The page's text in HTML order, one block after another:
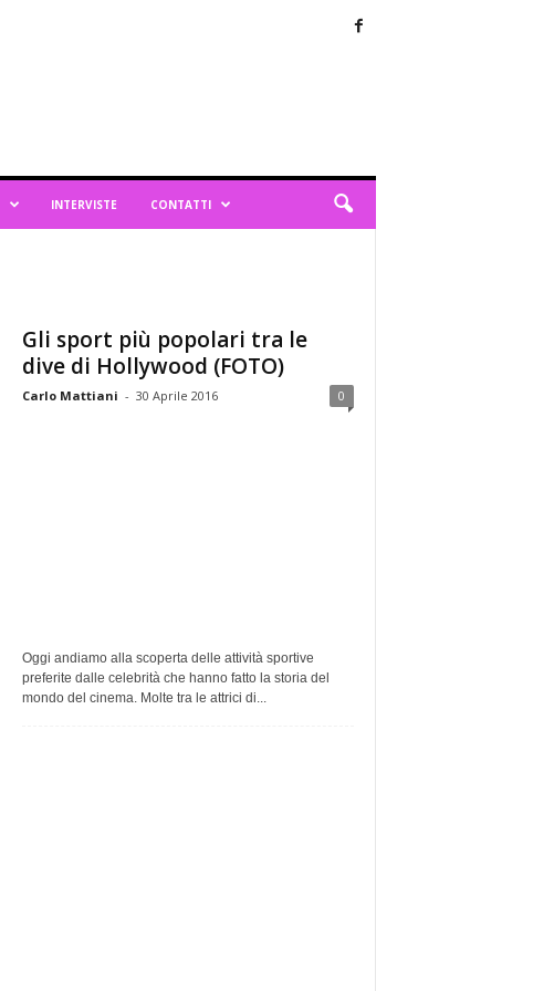
INTERVISTE CONTATTI
Gli sport più popolari tra le
dive di Hollywood (FOTO)
Carlo Mattiani - 30 Aprile 2016 0
Oggi andiamo alla scoperta delle attività sportive
preferite dalle celebrità che hanno fatto la storia del
mondo del cinema. Molte tra le attrici di...